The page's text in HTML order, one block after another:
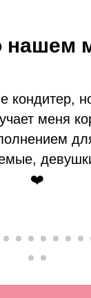
кондитер,
меня
❤️